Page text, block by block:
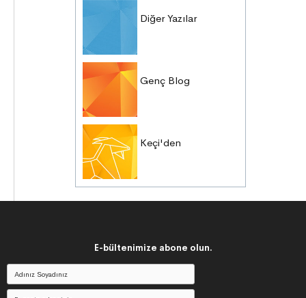
Diğer Yazılar
Genç Blog
Keçi'den
E-bültenimize abone olun.